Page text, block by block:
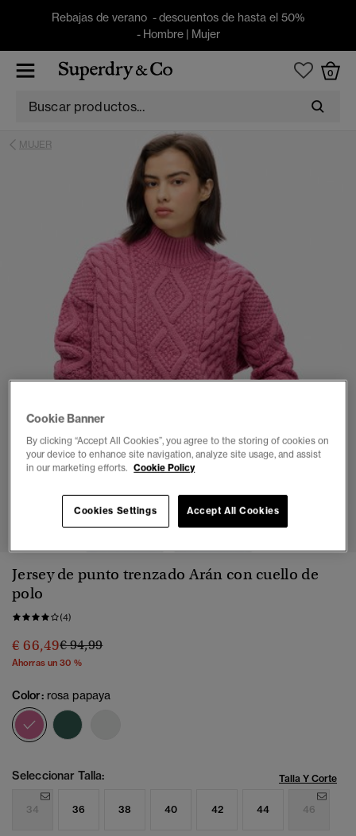
Rebajas de verano - descuentos de hasta el 50%
- Hombre| Mujer
0
MUJER
1 2 4 5 6
Jersey de punto trenzado Arán con cuello de
polo
(4)
€ 66,49Precio rebajado de
€ 94,99a
Ahorras un 30 %
Color: rosa papaya
seleccionado
Seleccionar Talla: Talla Y Corte
34 36 38 40 42 44 46
Cookie Banner
By clicking “Accept All Cookies”, you agree to the storing of cookies on
your device to enhance site navigation, analyze site usage, and assist
in our marketing efforts. Cookie Policy
Accept All Cookies
Cookies Settings